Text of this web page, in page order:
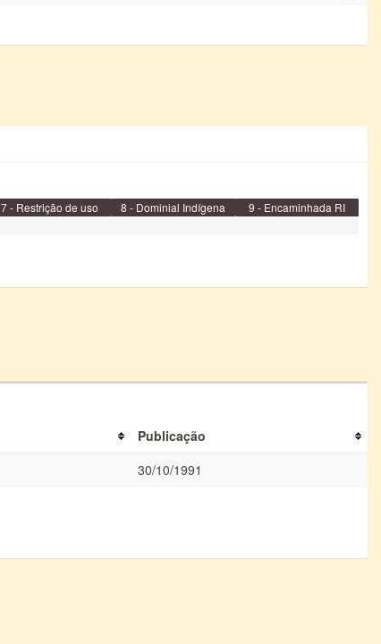
7 - Restrição de uso 8 - Dominial Indígena
9 - Encaminhada RI
Publicação
30/10/1991